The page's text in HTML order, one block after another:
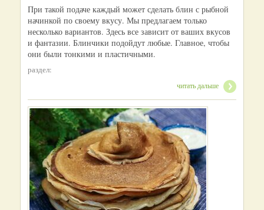
При такой подаче каждый может сделать блин с рыбной
начинкой по своему вкусу. Мы предлагаем только
несколько вариантов. Здесь все зависит от ваших вкусов
и фантазии. Блинчики подойдут любые. Главное, чтобы
они были тонкими и пластичными.
раздел:
читать дальше